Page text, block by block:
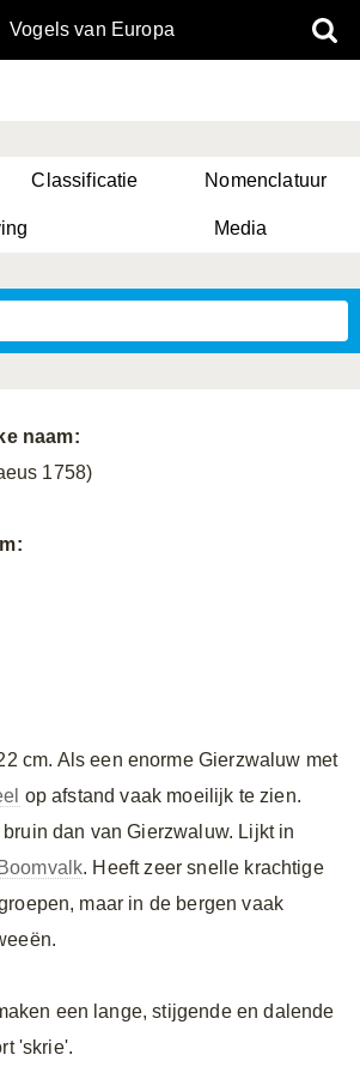
Vogels van Europa
Classificatie Nomenclatuur
Media
naam:
1758)
cm. Als een enorme Gierzwaluw met
op afstand vaak moeilijk te zien.
bruin dan van Gierzwaluw. Lijkt in
Boomvalk. Heeft zeer snelle krachtige
maar in de bergen vaak
een lange, stijgende en dalende
'skrie'.